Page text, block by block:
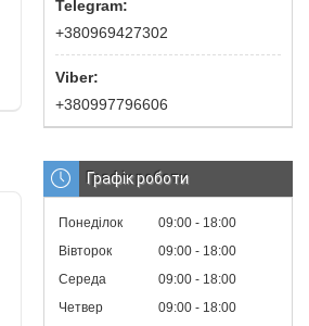
+380969427302
+380997796606
Графік роботи
Понеділок 09:00
18:00
Вівторок
09:00
18:00
Середа
09:00
18:00
Четвер
09:00
18:00